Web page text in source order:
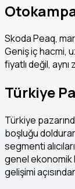
Skoda Peaq,
Geniş iç hacmi,
fiyatlı değil,
Türkiye
Türkiye
boşluğu
segmenti
genel ekonomik
gelişimi